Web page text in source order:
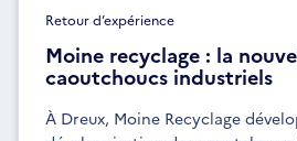
Retour d’expérience
Moine recyclage : la
caoutchoucs industriels
À Dreux, Moine Recyclage